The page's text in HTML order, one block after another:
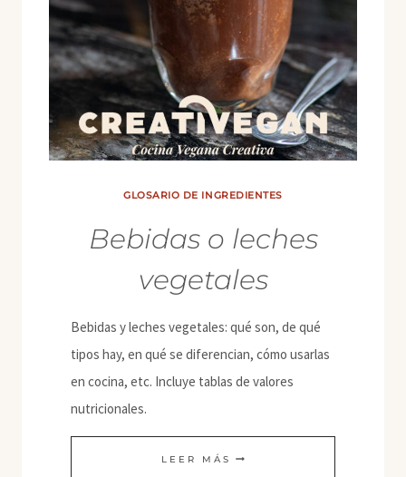
GLOSARIO DE INGREDIENTES
Bebidas o leches
vegetales
Bebidas y leches vegetales: qué son, de qué
tipos hay, en qué se diferencian, cómo usarlas
en cocina, etc. Incluye tablas de valores
nutricionales.
LEER MÁS BEBIDAS